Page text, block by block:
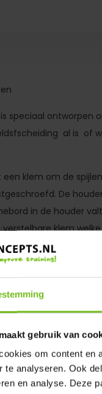
gebruik van
om content en
te analyseren. Ook
en analyse. Deze
speciaal ontworpen
al is of
klem om de
De
in de houder
klem
bout vast kunt
nodig.
beugels is ral